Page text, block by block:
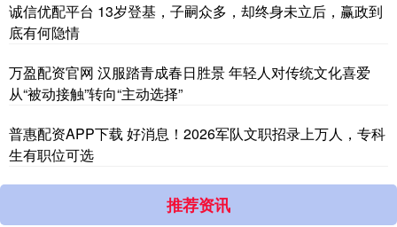
诚信优配平台 13岁登基，子嗣众多，却终身未立后，赢政到
底有何隐情
万盈配资官网 汉服踏青成春日胜景 年轻人对传统文化喜爱
从“被动接触”转向“主动选择”
普惠配资APP下载 好消息！2026军队文职招录上万人，专科
生有职位可选
推荐资讯